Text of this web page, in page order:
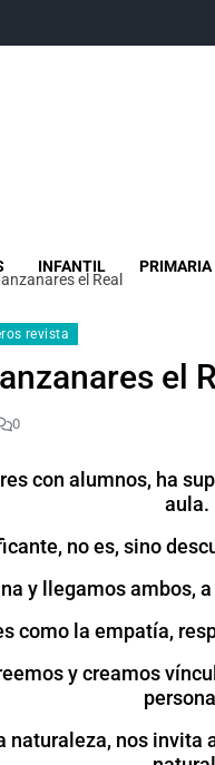
INFANTIL PRIMARIA
el Real
revista
el
0
con alumnos, ha
aula.
no es, sino
y llegamos ambos,
como la empatía,
y creamos
naturaleza, nos